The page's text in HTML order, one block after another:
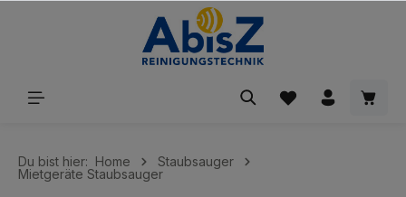
Du bist hier: Home
Staubsauger
Mietgeräte Staubsauger